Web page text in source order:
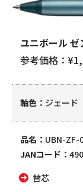
ユニボール
参考価格：
軸色 ジェード
品名 UBN-ZF-
JANコード
替芯